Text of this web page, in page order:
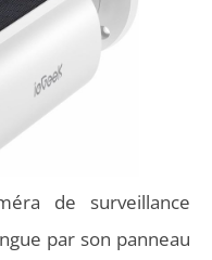
de surveillance
par son panneau